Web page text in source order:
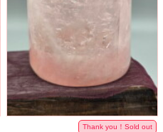
Thank you！Sold out